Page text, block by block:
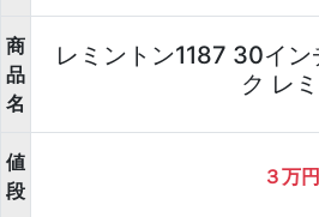
商
品
名
レミントン1187 30イ
ク レ
値
段
３万円